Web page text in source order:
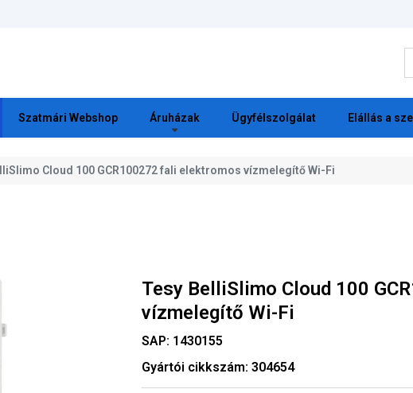
Szatmári Webshop Áruházak Ügyfélszolgálat Elállás a
Cloud 100 GCR100272 fali elektromos vízmelegítő Wi-Fi
Tesy BelliSlimo Cloud 100
vízmelegítő Wi-Fi
SAP: 1430155
Gyártói cikkszám: 304654